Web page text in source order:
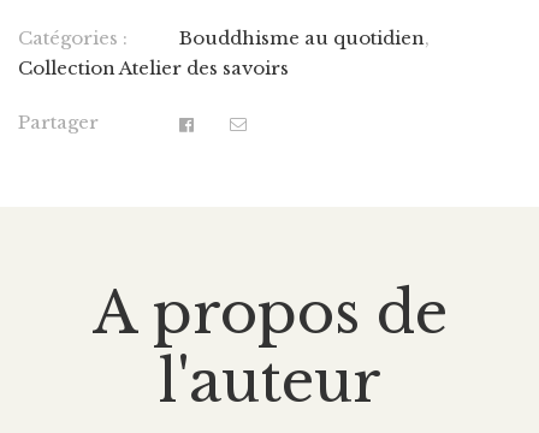
Catégories : Bouddhisme au quotidien,
Collection Atelier des savoirs
Partager
A propos de
l'auteur